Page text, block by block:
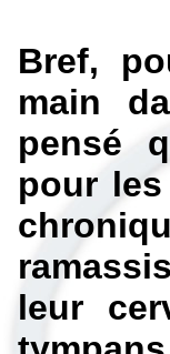
Bref,
main
pensé
pour
leur